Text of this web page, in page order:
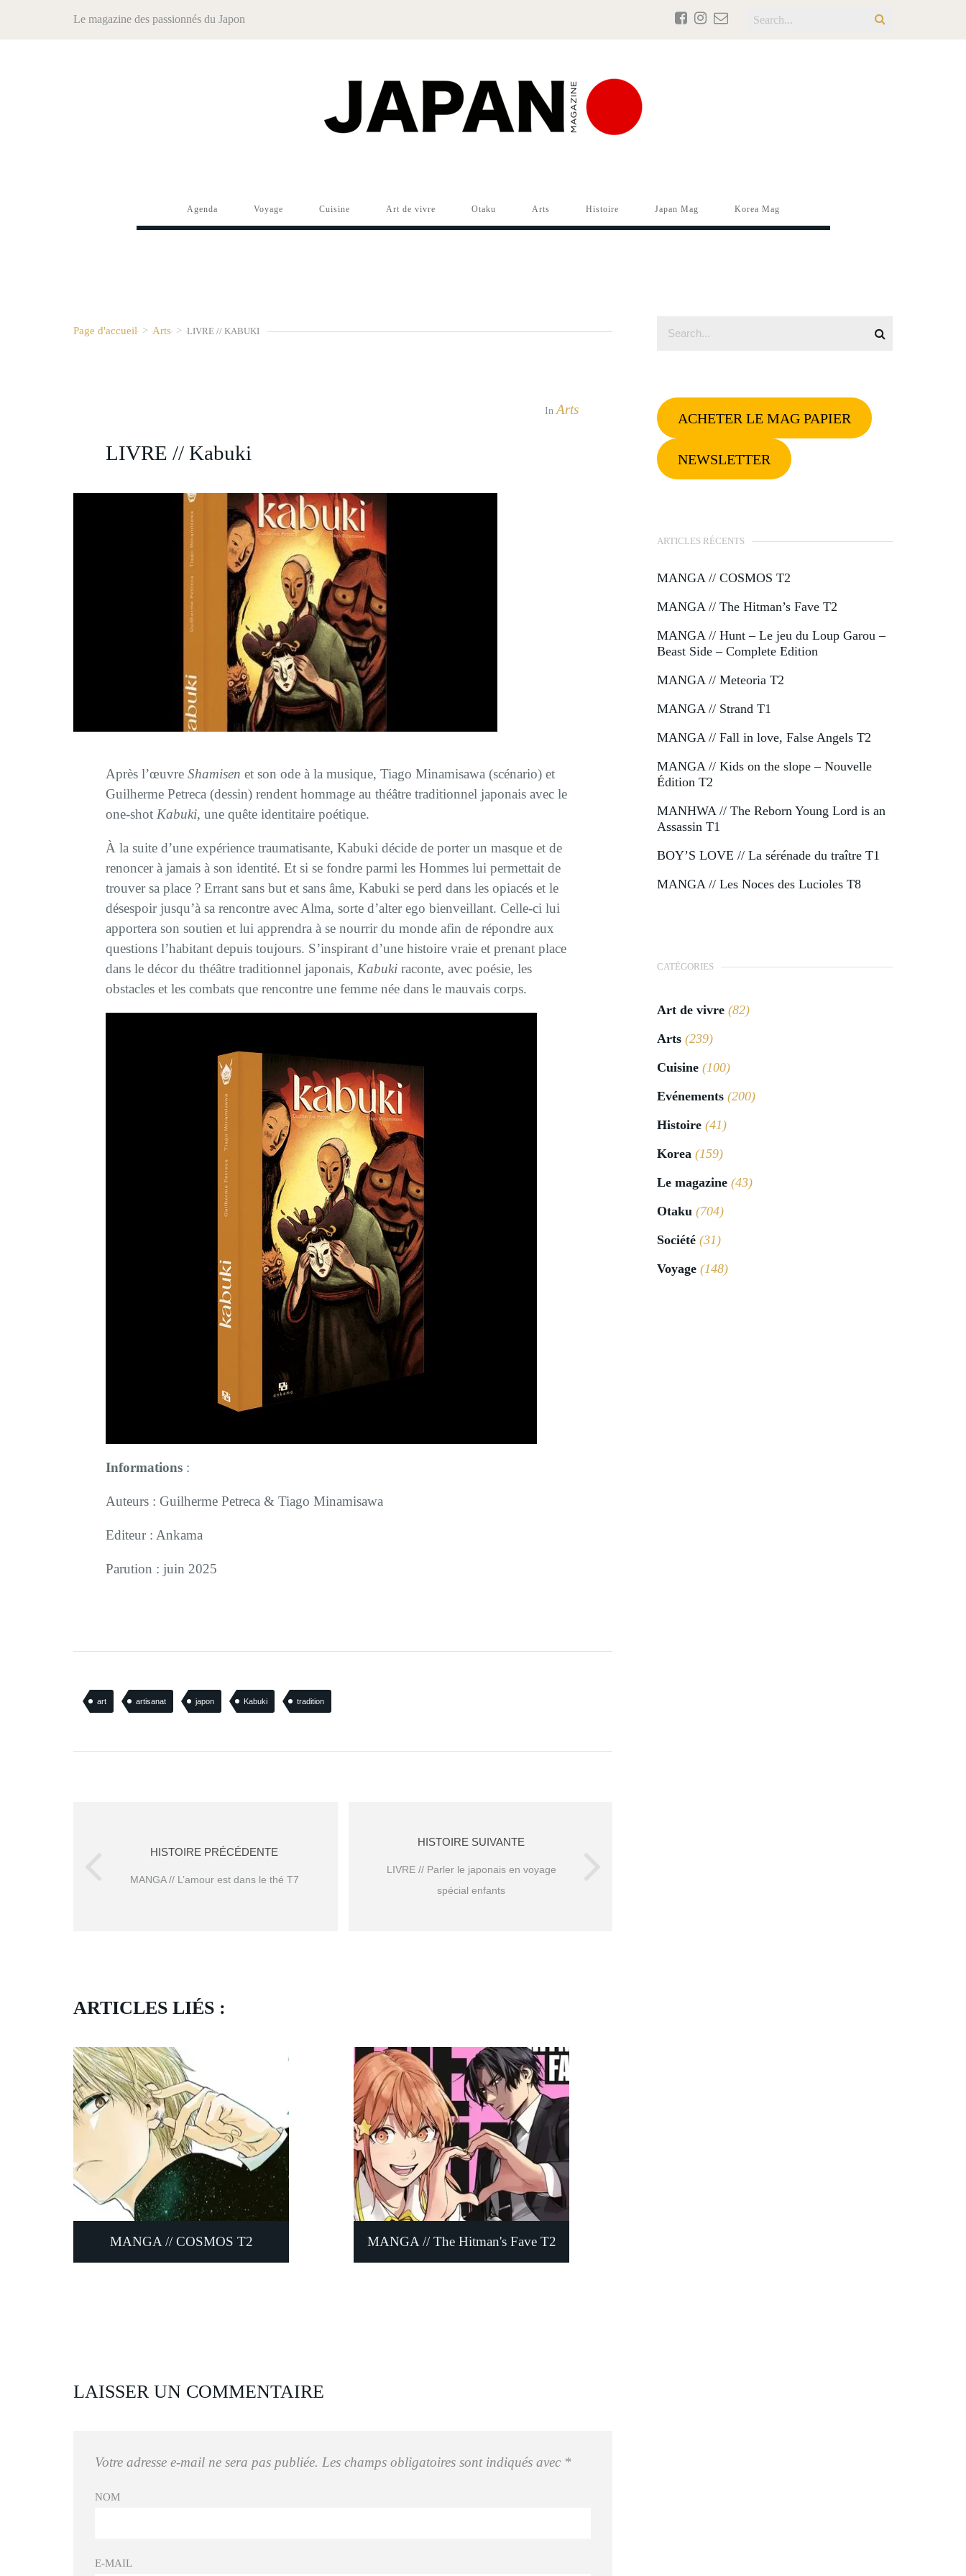
Le magazine des passionnés du Japon
Agenda Voyage Cuisine Art de vivre Otaku Arts Histoire Japan Mag Korea Mag
Page d'accueil > Arts > LIVRE // KABUKI
InArts
LIVRE // Kabuki
Après l’œuvre Shamisen et son ode à la musique, Tiago Minamisawa (scénario) et
Guilherme Petreca (dessin) rendent hommage au théâtre traditionnel japonais avec le
one-shot Kabuki, une quête identitaire poétique.
À la suite d’une expérience traumatisante, Kabuki décide de porter un masque et de
renoncer à jamais à son identité. Et si se fondre parmi les Hommes lui permettait de
trouver sa place ? Errant sans but et sans âme, Kabuki se perd dans les opiacés et le
désespoir jusqu’à sa rencontre avec Alma, sorte d’alter ego bienveillant. Celle-ci lui
apportera son soutien et lui apprendra à se nourrir du monde afin de répondre aux
questions l’habitant depuis toujours. S’inspirant d’une histoire vraie et prenant place
dans le décor du théâtre traditionnel japonais, Kabuki raconte, avec poésie, les
obstacles et les combats que rencontre une femme née dans le mauvais corps.
Informations :
Auteurs : Guilherme Petreca & Tiago Minamisawa
Editeur : Ankama
Parution : juin 2025
art artisanat japon Kabuki tradition
HISTOIRE PRÉCÉDENTE
MANGA // L’amour est dans le thé T7
HISTOIRE SUIVANTE
LIVRE // Parler le japonais en voyage
spécial enfants
ARTICLES LIÉS :
MANGA // COSMOS T2 MANGA // The Hitman's Fave T2
LAISSER UN COMMENTAIRE
Votre adresse e-mail ne sera pas publiée. Les champs obligatoires sont indiqués avec *
NOM
E-MAIL
ACHETER LE MAG PAPIER
NEWSLETTER
ARTICLES RÉCENTS
MANGA // COSMOS T2
MANGA // The Hitman’s Fave T2
MANGA // Hunt – Le jeu du Loup Garou –
Beast Side – Complete Edition
MANGA // Meteoria T2
MANGA // Strand T1
MANGA // Fall in love, False Angels T2
MANGA // Kids on the slope – Nouvelle
Édition T2
MANHWA // The Reborn Young Lord is an
Assassin T1
BOY’S LOVE // La sérénade du traître T1
MANGA // Les Noces des Lucioles T8
CATÉGORIES
Art de vivre (82)
Arts (239)
Cuisine (100)
Evénements (200)
Histoire (41)
Korea (159)
Le magazine (43)
Otaku (704)
Société (31)
Voyage (148)